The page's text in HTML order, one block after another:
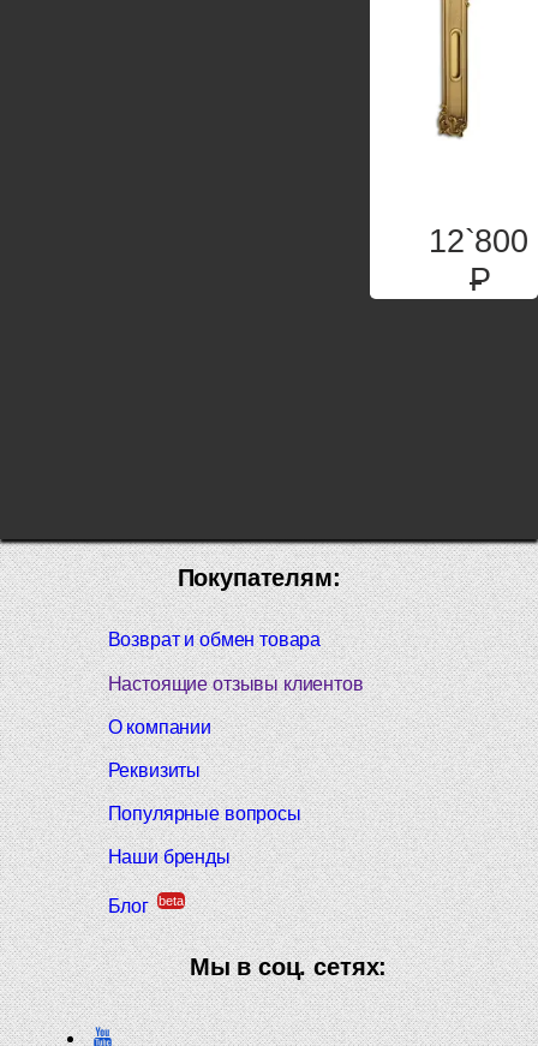
12`800
P
Покупателям:
Возврат и обмен товара
Настоящие отзывы клиентов
О компании
Реквизиты
Популярные вопросы
Наши бренды
Блог beta
Мы в соц. сетях: